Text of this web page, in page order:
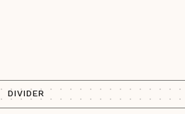
DIVIDER